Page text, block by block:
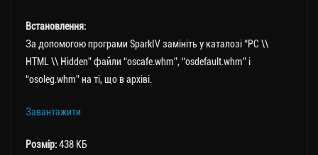
Встановлення:
За допомогою програми SparkIV замініть у каталозі “PC \\
HTML \\ Hidden” файли “oscafe.whm”, “osdefault.whm” і
“osoleg.whm” на ті, що в архіві.
Завантажити
Розмір:438 КБ